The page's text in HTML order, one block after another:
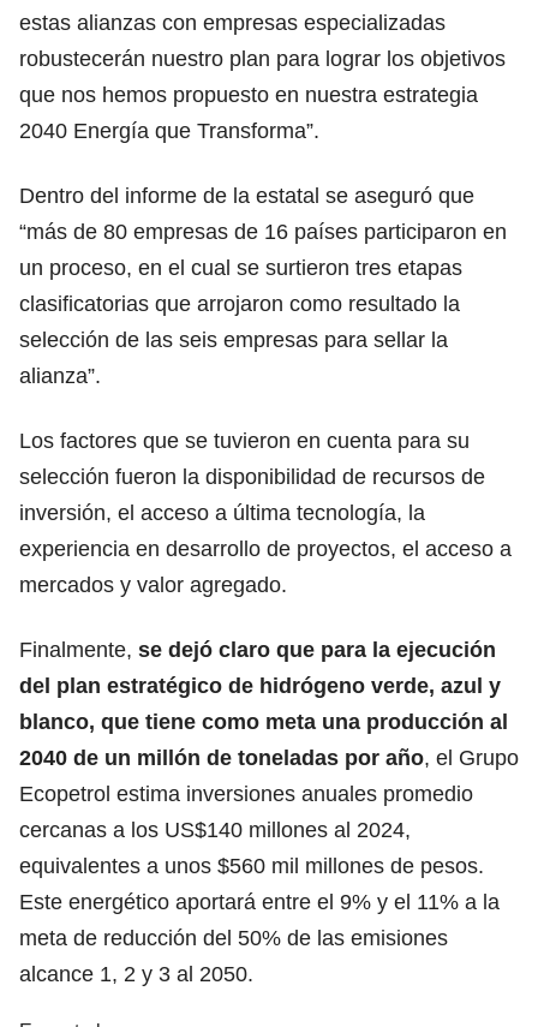
estas alianzas con empresas especializadas
robustecerán nuestro plan para lograr los objetivos
que nos hemos propuesto en nuestra estrategia
2040 Energía que Transforma”.
Dentro del informe de la estatal se aseguró que
“más de 80 empresas de 16 países participaron en
un proceso, en el cual se surtieron tres etapas
clasificatorias que arrojaron como resultado la
selección de las seis empresas para sellar la
alianza”.
Los factores que se tuvieron en cuenta para su
selección fueron la disponibilidad de recursos de
inversión, el acceso a última tecnología, la
experiencia en desarrollo de proyectos, el acceso a
mercados y valor agregado.
Finalmente, se dejó claro que para la ejecución
del plan estratégico de hidrógeno verde, azul y
blanco, que tiene como meta una producción al
2040 de un millón de toneladas por año, el Grupo
Ecopetrol estima inversiones anuales promedio
cercanas a los US$140 millones al 2024,
equivalentes a unos $560 mil millones de pesos.
Este energético aportará entre el 9% y el 11% a la
meta de reducción del 50% de las emisiones
alcance 1, 2 y 3 al 2050.